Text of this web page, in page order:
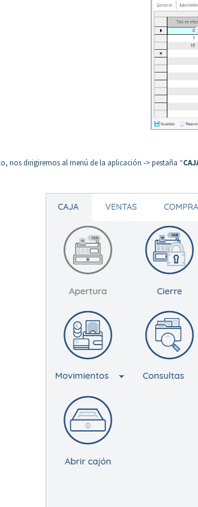
nos dirigiremos al menú de la aplicación -> pestaña “